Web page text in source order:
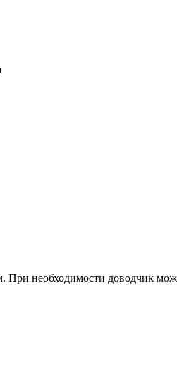
необходимости доводчик